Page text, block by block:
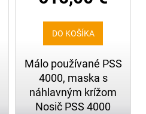
DO KOŠÍKA
Málo používané PSS
4000, maska s
náhlavným krížom
Nosič PSS 4000